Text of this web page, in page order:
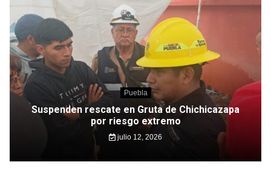
Puebla
Suspenden rescate en Gruta de Chichicazapa
por riesgo extremo
julio 12, 2026